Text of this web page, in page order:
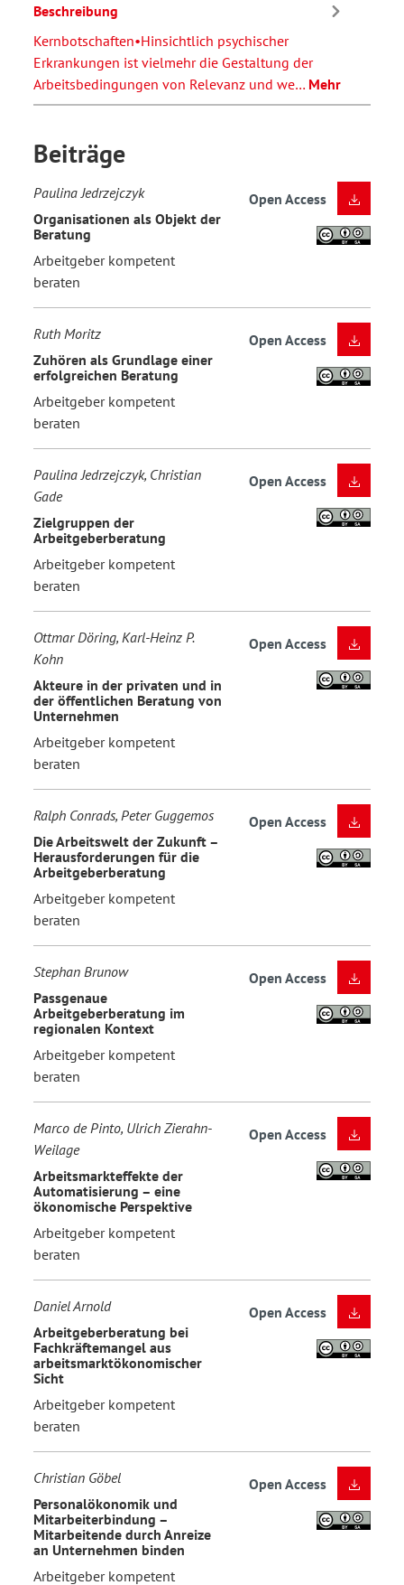
Beschreibung
Kernbotschaften•Hinsichtlich psychischer
Erkrankungen ist vielmehr die Gestaltung der
Arbeitsbedingungen von Relevanz und we… Mehr
Beiträge
Paulina Jedrzejczyk
Organisationen als Objekt der
Beratung
Arbeitgeber kompetent
beraten
Open Access
Ruth Moritz
Zuhören als Grundlage einer
erfolgreichen Beratung
Arbeitgeber kompetent
beraten
Open Access
Paulina Jedrzejczyk, Christian
Gade
Zielgruppen der
Arbeitgeberberatung
Arbeitgeber kompetent
beraten
Open Access
Ottmar Döring, Karl-Heinz P.
Kohn
Akteure in der privaten und in
der öffentlichen Beratung von
Unternehmen
Arbeitgeber kompetent
beraten
Open Access
Ralph Conrads, Peter Guggemos
Die Arbeitswelt der Zukunft –
Herausforderungen für die
Arbeitgeberberatung
Arbeitgeber kompetent
beraten
Open Access
Stephan Brunow
Passgenaue
Arbeitgeberberatung im
regionalen Kontext
Arbeitgeber kompetent
beraten
Open Access
Marco de Pinto, Ulrich Zierahn-
Weilage
Arbeitsmarkteffekte der
Automatisierung – eine
ökonomische Perspektive
Arbeitgeber kompetent
beraten
Open Access
Daniel Arnold
Arbeitgeberberatung bei
Fachkräftemangel aus
arbeitsmarktökonomischer
Sicht
Arbeitgeber kompetent
beraten
Open Access
Christian Göbel
Personalökonomik und
Mitarbeiterbindung –
Mitarbeitende durch Anreize
an Unternehmen binden
Arbeitgeber kompetent
Open Access